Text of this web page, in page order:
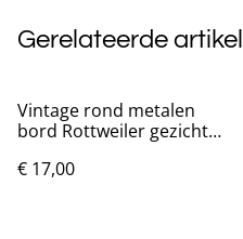
Gerelateerde
Vintage rond metalen
bord Rottweiler gezicht
€ 17,00